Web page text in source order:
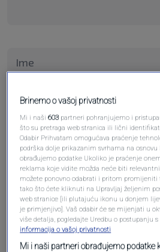
Pošalji
Brinemo o vašoj privatnosti
Mi i naši603 partneri pohranjujemo i
što su pretraga web stranica ili lični
Odabir Prihvatam omogućava praćenje
podrška dolje prikazanim svrhama na
obrađujemo podatke Ukoliko je praćenje
reklama koje vidite možda neće biti relevantni
možete ponovno odabrati i pritom
tako što ćete kliknuti na Upravljaj željenim
web stranice [ili plutajuću ikonu u donjem
je primjenjivo]. Vaš odabir će se mijenjati u
više detalja, pogledajte Uredbu o postupanju
informacija o vašoj privatnosti
Mi i naši partneri obrađujemo podatke